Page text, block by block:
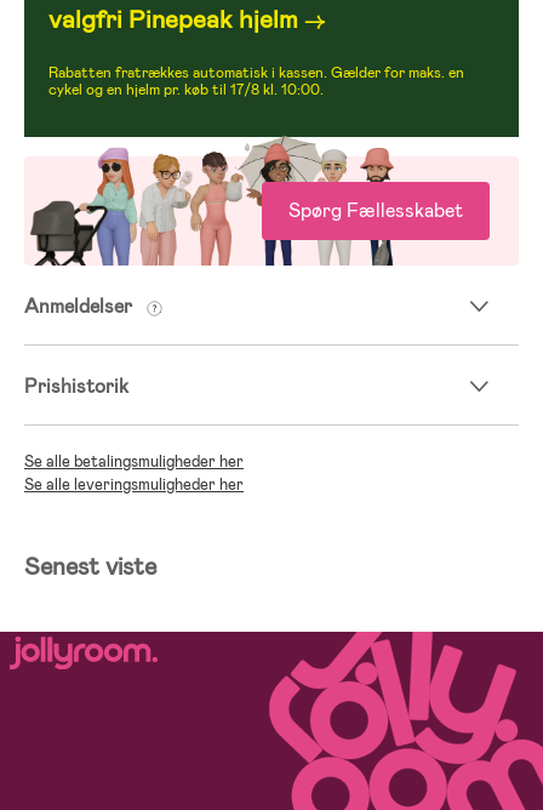
valgfri Pinepeak hjelm →
Rabatten fratrækkes automatisk i kassen. Gælder for maks. en
cykel og en hjelm pr. køb til 17/8 kl. 10:00.
Spørg Fællesskabet
Anmeldelser
Prishistorik
Se alle betalingsmuligheder her
Se alle leveringsmuligheder her
Senest viste